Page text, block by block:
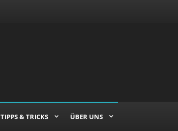
TIPPS & TRICKS ÜBER UNS